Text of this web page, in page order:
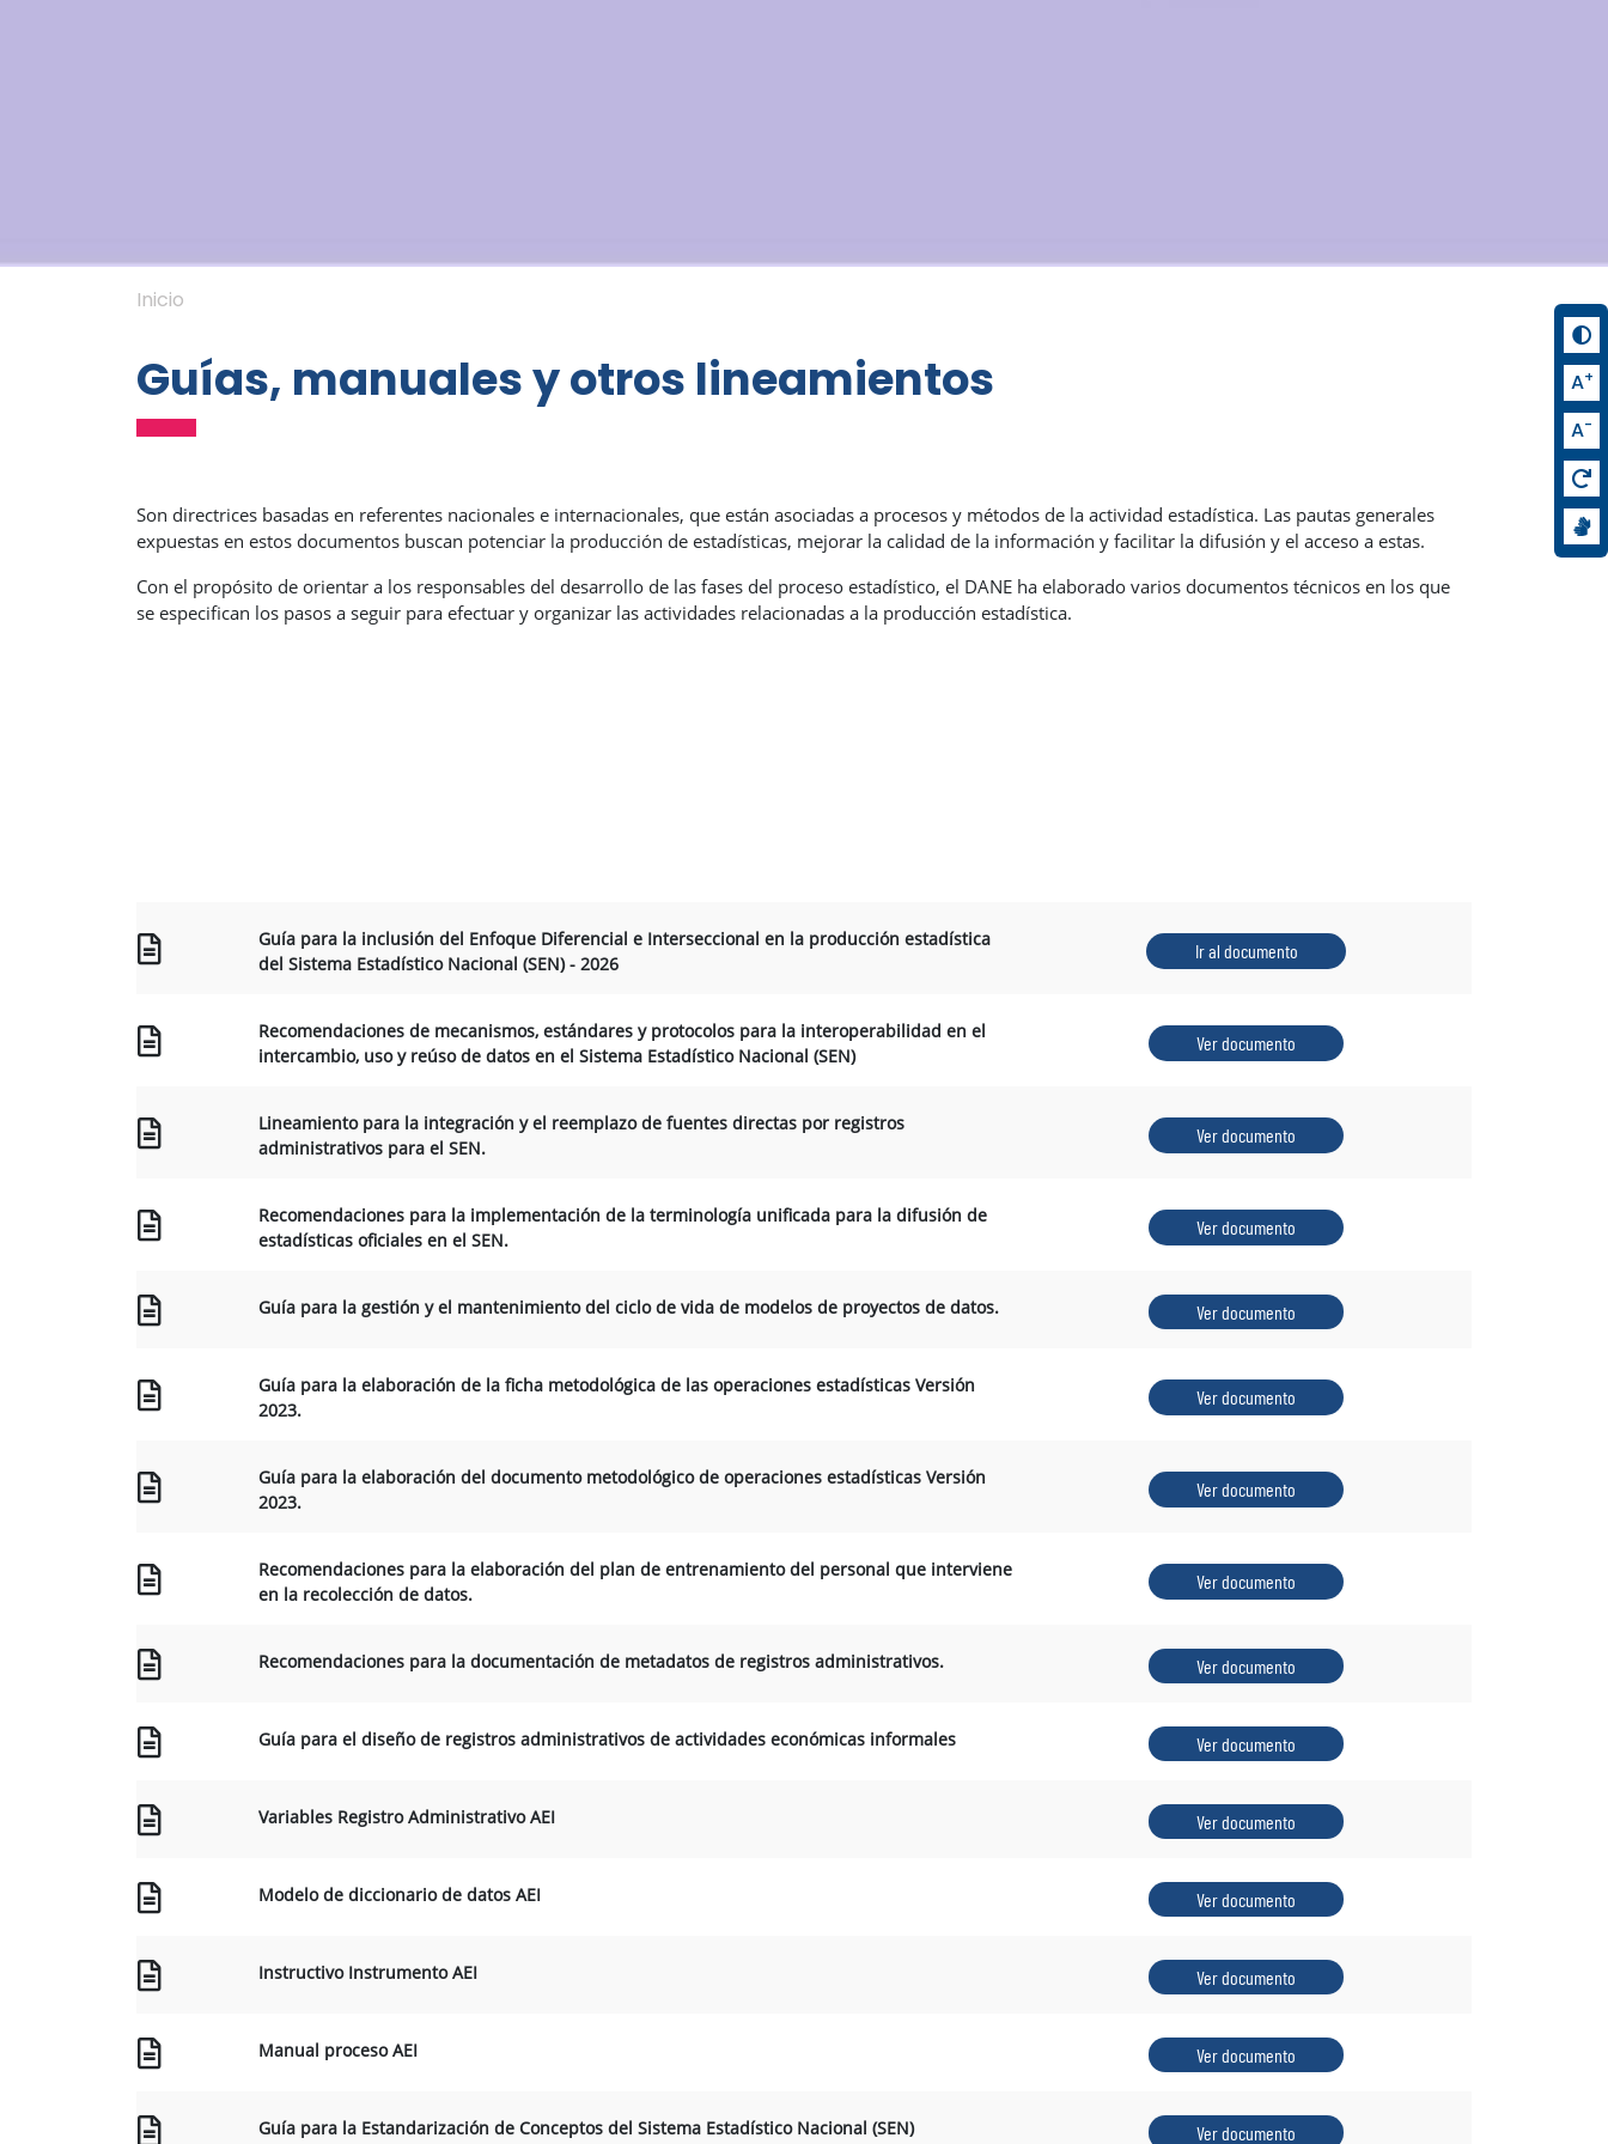
Inicio
Guías, manuales y otros lineamientos
Son directrices basadas en referentes nacionales e internacionales, que están asociadas a procesos y métodos de la actividad estadística. Las pautas generales
expuestas en estos documentos buscan potenciar la producción de estadísticas, mejorar la calidad de la información y facilitar la difusión y el acceso a estas.
Con el propósito de orientar a los responsables del desarrollo de las fases del proceso estadístico, el DANE ha elaborado varios documentos técnicos en los que
se especifican los pasos a seguir para efectuar y organizar las actividades relacionadas a la producción estadística.
Guía para la inclusión del Enfoque Diferencial e Interseccional en la producción estadística
del Sistema Estadístico Nacional (SEN) - 2026
Ir al documento
Recomendaciones de mecanismos, estándares y protocolos para la interoperabilidad en el
intercambio, uso y reúso de datos en el Sistema Estadístico Nacional (SEN)
Ver documento
Lineamiento para la integración y el reemplazo de fuentes directas por registros
administrativos para el SEN.
Ver documento
Recomendaciones para la implementación de la terminología unificada para la difusión de
estadísticas oficiales en el SEN.
Ver documento
Guía para la gestión y el mantenimiento del ciclo de vida de modelos de proyectos de datos. Ver documento
Guía para la elaboración de la ficha metodológica de las operaciones estadísticas Versión
2023.
Ver documento
Guía para la elaboración del documento metodológico de operaciones estadísticas Versión
2023.
Ver documento
Recomendaciones para la elaboración del plan de entrenamiento del personal que interviene
en la recolección de datos.
Ver documento
Recomendaciones para la documentación de metadatos de registros administrativos. Ver documento
Guía para el diseño de registros administrativos de actividades económicas informales Ver documento
Variables Registro Administrativo AEI Ver documento
Modelo de diccionario de datos AEI Ver documento
Instructivo Instrumento AEI Ver documento
Manual proceso AEI Ver documento
Guía para la Estandarización de Conceptos del Sistema Estadístico Nacional (SEN) Ver documento
A+
A-